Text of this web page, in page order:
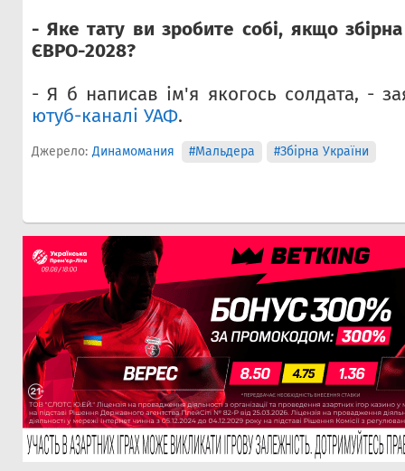
- Яке тату ви зробите собі, якщо
ЄВРО-2028?
- Я б написав ім'я якогось солдата, -
ютуб-каналі УАФ.
Джерело: Динамомания #Мальдера #Збірна України